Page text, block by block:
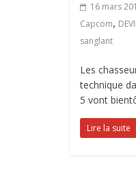
16 mars
Capcom,
sanglant
Les
technique
5 vont
Lire la suite